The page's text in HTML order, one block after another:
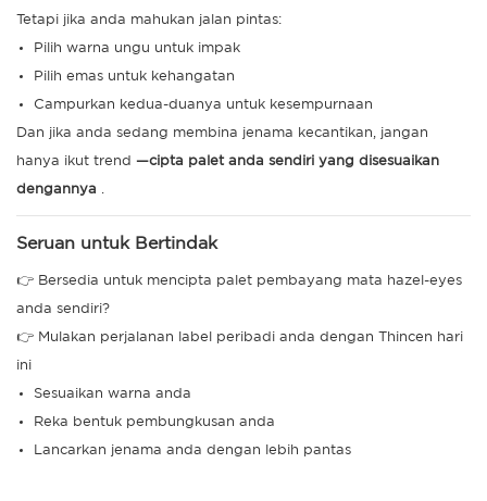
Tetapi jika anda mahukan jalan pintas:
Pilih warna ungu untuk impak
Pilih emas untuk kehangatan
Campurkan kedua-duanya untuk kesempurnaan
Dan jika anda sedang membina jenama kecantikan, jangan
hanya ikut trend —cipta palet anda sendiri yang disesuaikan
dengannya .
Seruan untuk Bertindak
👉 Bersedia untuk mencipta palet pembayang mata hazel-eyes
anda sendiri?
👉 Mulakan perjalanan label peribadi anda dengan Thincen hari
ini
Sesuaikan warna anda
Reka bentuk pembungkusan anda
Lancarkan jenama anda dengan lebih pantas